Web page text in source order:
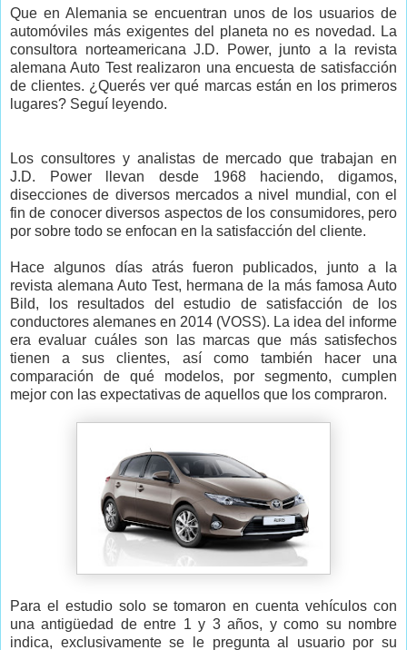
Que en Alemania se encuentran unos de los usuarios de
automóviles más exigentes del planeta no es novedad. La
consultora norteamericana J.D. Power, junto a la revista
alemana Auto Test realizaron una encuesta de satisfacción
de clientes. ¿Querés ver qué marcas están en los primeros
lugares? Seguí leyendo.
Los consultores y analistas de mercado que trabajan en
J.D. Power llevan desde 1968 haciendo, digamos,
disecciones de diversos mercados a nivel mundial, con el
fin de conocer diversos aspectos de los consumidores, pero
por sobre todo se enfocan en la satisfacción del cliente.
Hace algunos días atrás fueron publicados, junto a la
revista alemana Auto Test, hermana de la más famosa Auto
Bild, los resultados del estudio de satisfacción de los
conductores alemanes en 2014 (VOSS). La idea del informe
era evaluar cuáles son las marcas que más satisfechos
tienen a sus clientes, así como también hacer una
comparación de qué modelos, por segmento, cumplen
mejor con las expectativas de aquellos que los compraron.
Para el estudio solo se tomaron en cuenta vehículos con
una antigüedad de entre 1 y 3 años, y como su nombre
indica, exclusivamente se le pregunta al usuario por su